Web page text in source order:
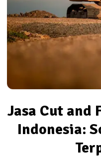
Jasa Cut
Indonesia: